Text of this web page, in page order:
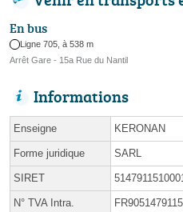
En bus
Ligne 705, à 538 m
Arrêt Gare - 15a Rue du Nantil
Informations
Enseigne KERONAN
Forme juridique SARL
SIRET
N° TVA Intra.